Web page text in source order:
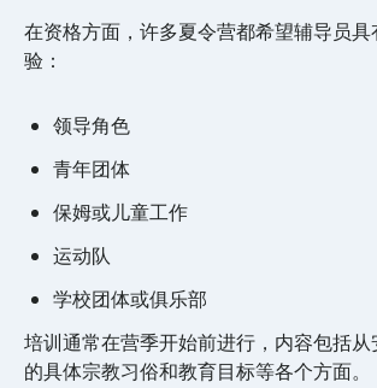
在资格方面，许多夏令营都希望辅导员
验：
领导角色
青年团体
保姆或儿童工作
运动队
学校团体或俱乐部
培训通常在营季开始前进行，内容包括
的具体宗教习俗和教育目标等各个方面。